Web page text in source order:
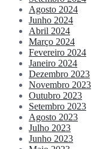
Agosto 2024
Junho 2024
Abril 2024
Março 2024
Fevereiro 2024
Janeiro 2024
Dezembro 2023
Novembro 2023
Outubro 2023
Setembro 2023
Agosto 2023
Julho 2023
Junho 2023